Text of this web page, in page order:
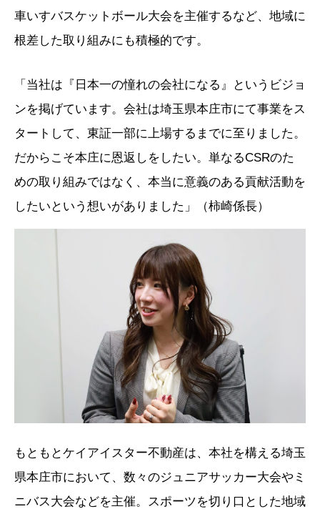
車いすバスケットボール大会を主催するなど、地域に
根差した取り組みにも積極的です。
「当社は『日本一の憧れの会社になる』というビジョ
ンを掲げています。会社は埼玉県本庄市にて事業をス
タートして、東証一部に上場するまでに至りました。
だからこそ本庄に恩返しをしたい。単なるCSRのた
めの取り組みではなく、本当に意義のある貢献活動を
したいという想いがありました」（柿崎係長）
もともとケイアイスター不動産は、本社を構える埼玉
県本庄市において、数々のジュニアサッカー大会やミ
ニバス大会などを主催。スポーツを切り口とした地域